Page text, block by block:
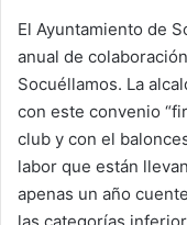
El Ayuntamiento de
anual de
Socuéllamos. La
con este convenio
club y con el
labor que están
apenas un año